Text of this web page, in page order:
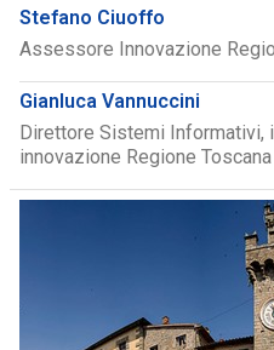
Stefano Ciuoffo
Assessore Innovazione
Gianluca Vannuccini
Direttore Sistemi Informativi,
innovazione Regione Toscana